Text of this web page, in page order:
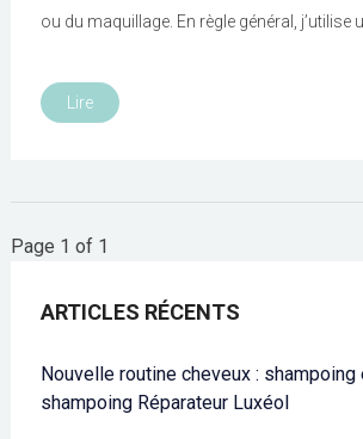
ou du maquillage. En règle général, j’utilise
Lire
Page 1 of 1
ARTICLES RÉCENTS
Nouvelle routine cheveux : shampoing
shampoing Réparateur Luxéol